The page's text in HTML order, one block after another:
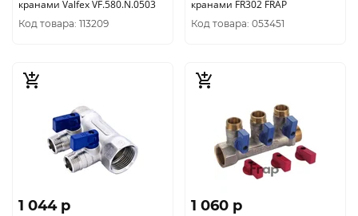
кранами Valfex VF.580.N.0503
Код товара: 113209
кранами FR302 FRAP
Код товара: 053451
1 044 p 1 060 p